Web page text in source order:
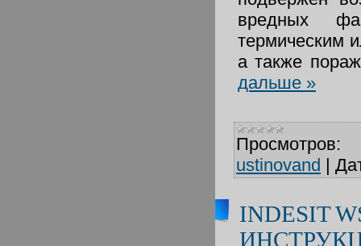
вредных
термическим
а также
дальше »
Просмотров:
ustinovand |
INDESIT